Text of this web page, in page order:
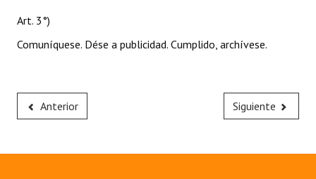
Art. 3°)
Comuníquese. Dése a publicidad. Cumplido, archívese.
Anterior Siguiente